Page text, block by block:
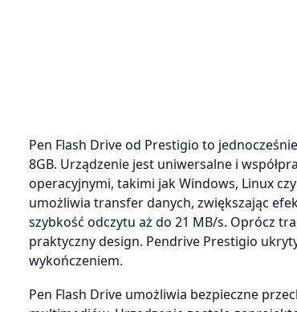
Pen Flash Drive od Prestigio to
8GB. Urządzenie jest uniwersalne i
operacyjnymi, takimi jak Windows, Linux
umożliwia transfer danych, zwiększając
szybkość odczytu aż do 21 MB/s. Oprócz
praktyczny design. Pendrive Prestigio
wykończeniem.
Pen Flash Drive umożliwia bezpieczne